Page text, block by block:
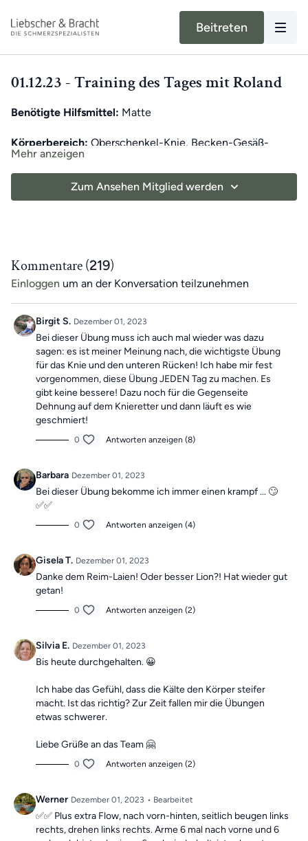
Beitreten
01.12.23 - Training des Tages mit Roland
Benötigte Hilfsmittel: Matte
Körperbereich: Oberschenkel-Knie, Becken-Gesäß-
Hüfte
Unser moderner Alltag kann unsere Bewegung stark
auszugleichen und das
Jeden Tagerwartet dich ein7-minütiges Übungsvideo
mit Roland. AlsWochen-Highlight
30-minütiges Training, um dich motiviert zu halten!
Die Übungen bilden insgesamt ein Ganzkörpertraining mit
verschiedenen Schwerpunkten und sind somit die ideale
Grundlage für einschmerzfreies,
gesundesundbewegliches Leben.
denn die Übungseinheiten sind unabhängig voneinander.
In der Kategorie“Vergangene Trainings des
Tages”findest du jederzeit
Mehr anzeigen
Zum Ansehen Mitglied werden
Kommentare (219)
Einloggen um an der Konversation teilzunehmen
Birgit S. Dezember 01, 2023
Bei dieser Übung muss ich auch mal wieder was dazu
sagen: es ist meiner Meinung nach, die wichtigste Übung
für das Knie und den unteren Rücken! Ich habe mir fest
vorgenommen, diese Übung JEDEN Tag zu machen. Es
gibt keine bessere! Dazu noch für die Gegenseite
Dehnung auf dem Knieretter und dann läuft es wie
geschmiert!
0 Antworten anzeigen (8)
Barbara Dezember 01, 2023
Bei dieser Übung bekomme ich immer einen krampf ... 🙄
✅️✅️
0 Antworten anzeigen (4)
Gisela T. Dezember 01, 2023
Danke dem Reim-Laien! Oder besser Lion?! Hat wieder gut
getan!
0 Antworten anzeigen (2)
Silvia E. Dezember 01, 2023
Bis heute durchgehalten. 😀
Ich habe das Gefühl, dass die Kälte den Körper steifer
macht. Ist das richtig? Zur Zeit fallen mir die Übungen
etwas schwerer.
Liebe Grüße an das Team 🤗
0 Antworten anzeigen (2)
Werner Dezember 01, 2023 • Bearbeitet
✅✅ Plus extra Flow, nach vorn-hinten, seitlich beugen links
rechts, drehen links rechts. Arme 6 mal nach vorne und 6